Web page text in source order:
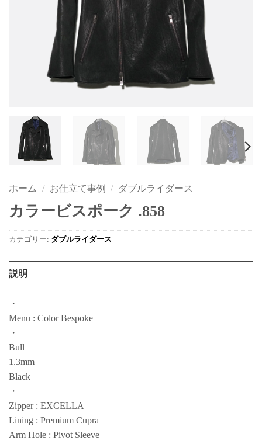
ホーム / お仕立て事例 / ダブルライダース
カラービスポーク .858
カテゴリー: ダブルライダース
説明
・
Menu : Color Bespoke
・
Bull
1.3mm
Black
・
Zipper : EXCELLA
Lining : Premium Cupra
Arm Hole : Pivot Sleeve